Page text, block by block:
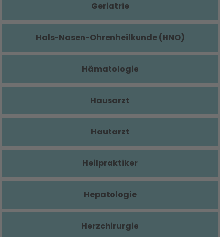
Geriatrie
Hals-Nasen-Ohrenheilkunde (HNO)
Hämatologie
Hausarzt
Hautarzt
Heilpraktiker
Hepatologie
Herzchirurgie